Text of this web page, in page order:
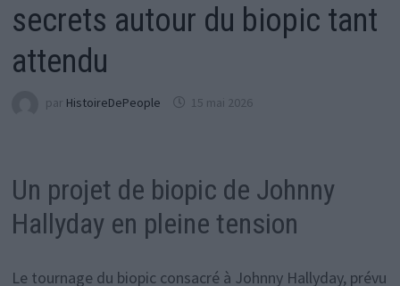
secrets autour du biopic tant
attendu
par HistoireDePeople 15 mai 2026
Un projet de biopic de Johnny
Hallyday en pleine tension
Le tournage du biopic consacré à Johnny Hallyday, prévu